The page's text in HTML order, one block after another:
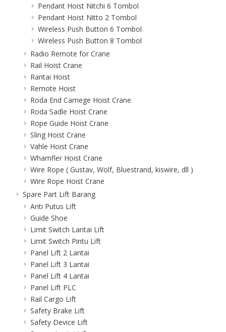
Pendant Hoist Nitchi 6 Tombol
Pendant Hoist Nitto 2 Tombol
Wireless Push Button 6 Tombol
Wireless Push Button 8 Tombol
Radio Remote for Crane
Rail Hoist Crane
Rantai Hoist
Remote Hoist
Roda End Carriege Hoist Crane
Roda Sadle Hoist Crane
Rope Guide Hoist Crane
Sling Hoist Crane
Vahle Hoist Crane
Whamfler Hoist Crane
Wire Rope ( Gustav, Wolf, Bluestrand, kiswire, dll )
Wire Rope Hoist Crane
Spare Part Lift Barang
Anti Putus Lift
Guide Shoe
Limit Switch Lantai Lift
Limit Switch Pintu Lift
Panel Lift 2 Lantai
Panel Lift 3 Lantai
Panel Lift 4 Lantai
Panel Lift PLC
Rail Cargo Lift
Safety Brake Lift
Safety Device Lift